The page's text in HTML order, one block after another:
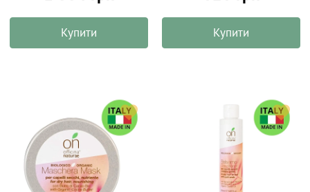
Купити Купити